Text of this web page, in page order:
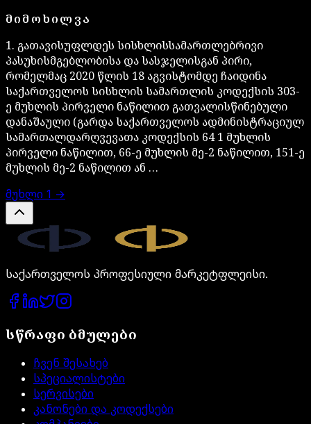
ᲛᲘᲛᲝᲮᲘᲚᲕᲐ
1. გათავისუფლდეს სისხლისსამართლებრივი
პასუხისმგებლობისა და სასჯელისგან პირი,
რომელმაც 2020 წლის 18 აგვისტომდე ჩაიდინა
საქართველოს სისხლის სამართლის კოდექსის 303-
ე მუხლის პირველი ნაწილით გათვალისწინებული
დანაშაული (გარდა საქართველოს ადმინისტრაციულ
სამართალდარღვევათა კოდექსის 64 1 მუხლის
პირველი ნაწილით, 66-ე მუხლის მე-2 ნაწილით, 151-ე
მუხლის მე-2 ნაწილით ან …
მუხლი 1 →
საქართველოს პროფესიული მარკეტფლეისი.
სწრაფი ბმულები
ჩვენ შესახებ
სპეციალისტები
სერვისები
კანონები და კოდექსები